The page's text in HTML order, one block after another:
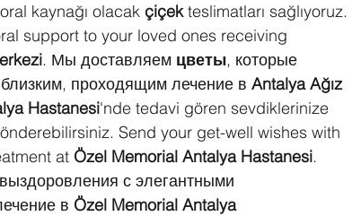
kaynağı olacak çiçek teslimatları sağlıyoruz.
support to your loved ones receiving
. Мы доставляем цветы, которые
проходящим лечение в Antalya Ağız
Hastanesi'nde tedavi gören sevdiklerinize
Send your get-well wishes with
at Özel Memorial Antalya Hastanesi.
с элегантными
в Özel Memorial Antalya